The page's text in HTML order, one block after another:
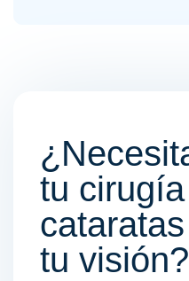
tu
tu visión?